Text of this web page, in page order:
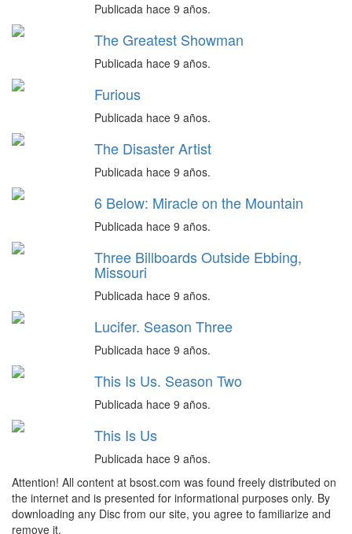
Publicada hace 9 años.
The Greatest Showman
Publicada hace 9 años.
Furious
Publicada hace 9 años.
The Disaster Artist
Publicada hace 9 años.
6 Below: Miracle on the Mountain
Publicada hace 9 años.
Three Billboards Outside Ebbing,
Missouri
Publicada hace 9 años.
Lucifer. Season Three
Publicada hace 9 años.
This Is Us. Season Two
Publicada hace 9 años.
This Is Us
Publicada hace 9 años.
Attention! All content at bsost.com was found freely distributed on
the internet and is presented for informational purposes only. By
downloading any Disc from our site, you agree to familiarize and
remove it.